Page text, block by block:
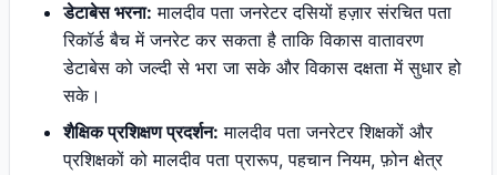
डेटाबेस भरना: मालदीव पता जनरेटर दसियों हज़ार संरचित पता
रिकॉर्ड बैच में जनरेट कर सकता है ताकि विकास वातावरण
डेटाबेस को जल्दी से भरा जा सके और विकास दक्षता में सुधार हो
सके।
शैक्षिक प्रशिक्षण प्रदर्शन: मालदीव पता जनरेटर शिक्षकों और
प्रशिक्षकों को मालदीव पता प्रारूप, पहचान नियम, फ़ोन क्षेत्र